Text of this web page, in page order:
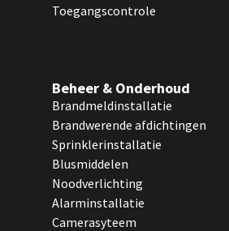
Toegangscontrole
Beheer & Onderhoud
Brandmeldinstallatie
Brandwerende afdichtingen
Sprinklerinstallatie
Blusmiddelen
Noodverlichting
Alarminstallatie
Camerasyteem